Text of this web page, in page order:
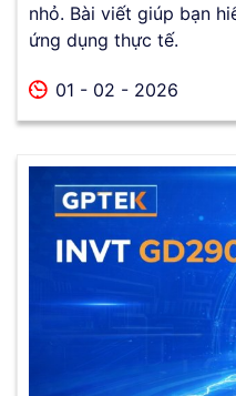
nhỏ. Bài viết giúp bạn
ứng dụng thực tế.
01 - 02 - 2026